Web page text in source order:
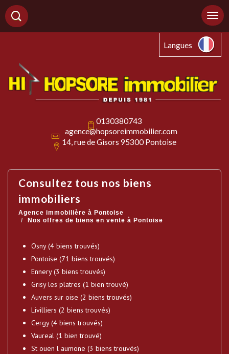
Langues
0130380743
agence@hopsoreimmobilier.com
14, rue de Gisors 95300 Pontoise
consultez tous nos biens
immobiliers
Agence immobilière à Pontoise
Nos offres de biens en vente à Pontoise
Osny (4 biens trouvés)
Pontoise (71 biens trouvés)
Ennery (3 biens trouvés)
Grisy les platres (1 bien trouvé)
Auvers sur oise (2 biens trouvés)
Livilliers (2 biens trouvés)
Cergy (4 biens trouvés)
Vaureal (1 bien trouvé)
St ouen l aumone (3 biens trouvés)